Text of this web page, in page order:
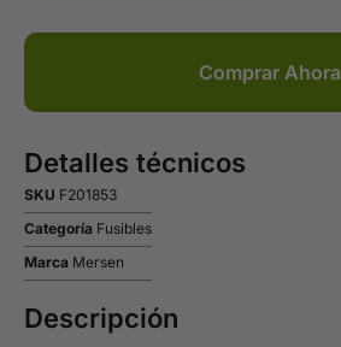
Comprar Ahora
Detalles técnicos
SKU F201853
Categoría Fusibles
Marca Mersen
Descripción